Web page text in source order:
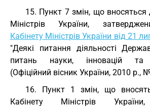
15. Пункт 7 змін, що вносяться
Міністрів України,
Кабінету Міністрів України від 21
"Деякі питання діяльності
питань науки, інновацій та
(Офіційний вісник України, 2010 р.,
16. Пункт 1 змін, що
Кабінету Міністрів